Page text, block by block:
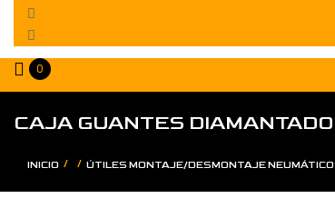
0
CAJA GUANTES
INICIO / / ÚTILES MONTAJE/DESMONTAJE